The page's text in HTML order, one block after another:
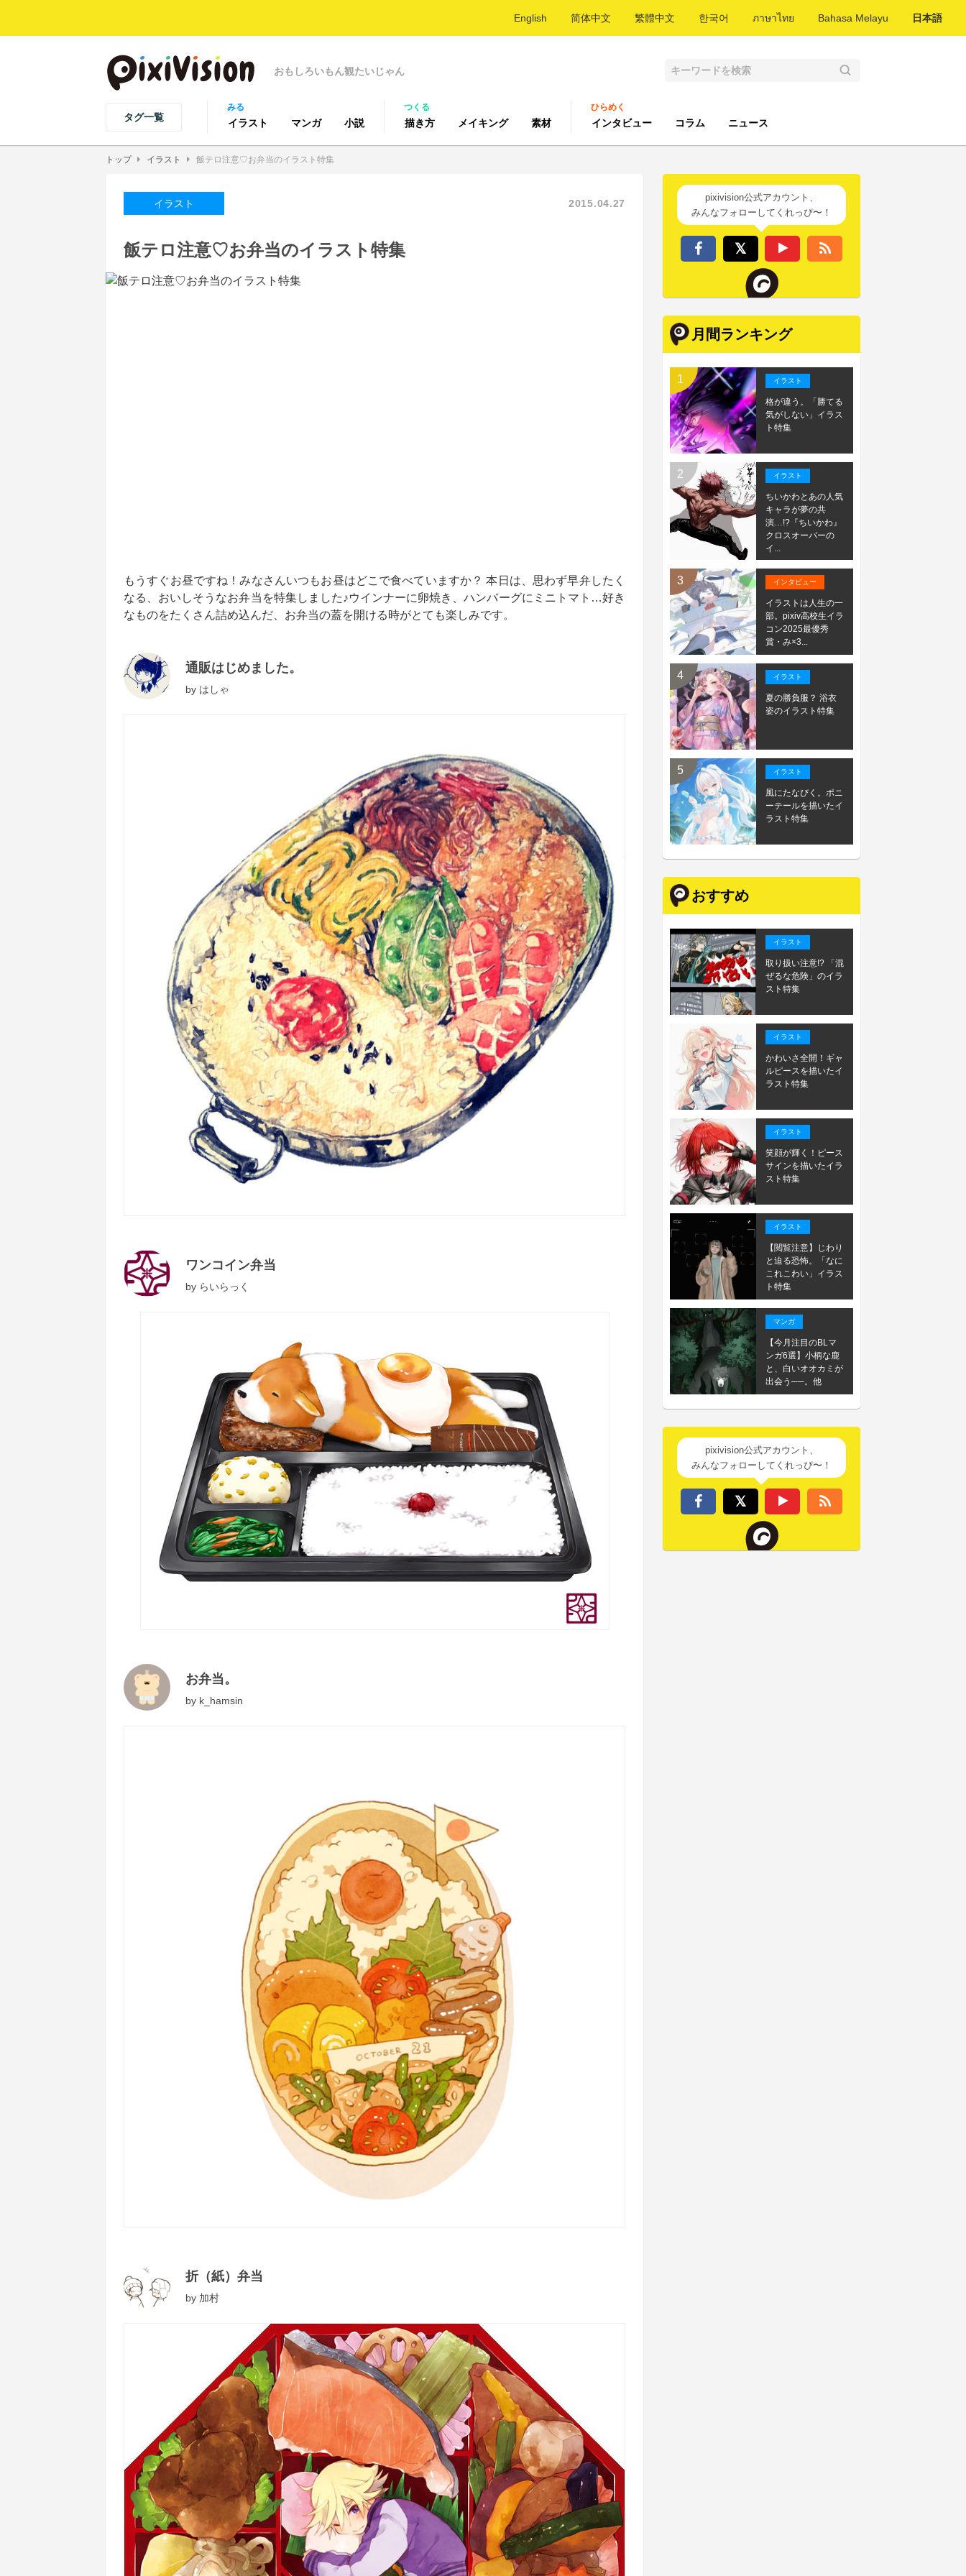
English 简体中文 繁體中文 한국어 ภาษาไทย Bahasa Melayu 日本語
おもしろいもん観たいじゃん
タグ一覧
みる
イラスト マンガ 小説
つくる
描き方 メイキング 素材
ひらめく
インタビュー コラム ニュース
トップ イラスト 飯テロ注意♡お弁当のイラスト特集
イラスト 2015.04.27
飯テロ注意♡お弁当のイラスト特集
もうすぐお昼ですね！みなさんいつもお昼はどこで食べていますか？ 本日は、思わず早弁したく
なる、おいしそうなお弁当を特集しました♪ウインナーに卵焼き、ハンバーグにミニトマト…好き
なものをたくさん詰め込んだ、お弁当の蓋を開ける時がとても楽しみです。
通販はじめました。
by はしゃ
ワンコイン弁当
by らいらっく
お弁当。
by k_hamsin
折（紙）弁当
by 加村
pixivision公式アカウント、
みんなフォローしてくれっぴ〜！
月間ランキング
イラスト
格が違う。「勝てる
気がしない」イラス
ト特集
イラスト
ちいかわとあの人気
キャラが夢の共
演…!?『ちいかわ』
クロスオーバーの
イ...
インタビュー
イラストは人生の一
部。pixiv高校生イラ
コン2025最優秀
賞・み×3...
イラスト
夏の勝負服？ 浴衣
姿のイラスト特集
イラスト
風にたなびく。ポニ
ーテールを描いたイ
ラスト特集
おすすめ
イラスト
取り扱い注意!? 「混
ぜるな危険」のイラ
スト特集
イラスト
かわいさ全開！ギャ
ルピースを描いたイ
ラスト特集
イラスト
笑顔が輝く！ピース
サインを描いたイラ
スト特集
イラスト
【閲覧注意】じわり
と迫る恐怖。「なに
これこわい」イラス
ト特集
マンガ
【今月注目のBLマ
ンガ6選】小柄な鹿
と、白いオオカミが
出会う──。他
pixivision公式アカウント、
みんなフォローしてくれっぴ〜！